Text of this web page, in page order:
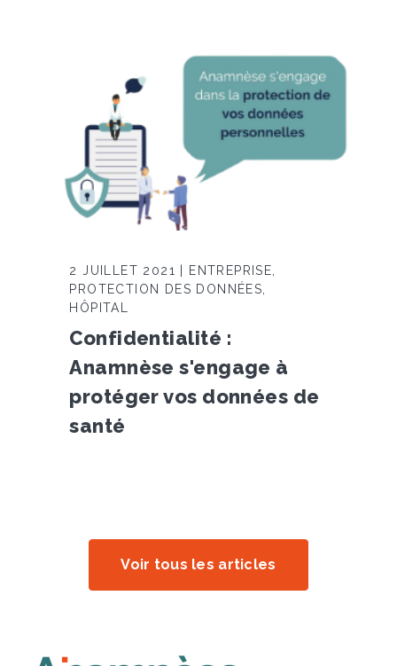
2 JUILLET 2021 | ENTREPRISE,
PROTECTION DES DONNÉES,
HÔPITAL
Confidentialité :
Anamnèse s'engage à
protéger vos données de
santé
Voir tous les articles